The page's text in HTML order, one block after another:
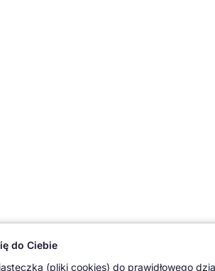
do Ciebie
(pliki cookies) do prawidłowego